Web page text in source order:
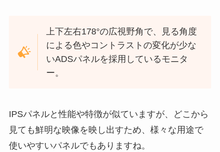
上下左右178°の広視野角で、見る角度
による色やコントラストの変化が少な
いADSパネルを採用しているモニタ
ー。
IPSパネルと性能や特徴が似ていますが、どこから
見ても鮮明な映像を映し出すため、様々な用途で
使いやすいパネルでもありますね。